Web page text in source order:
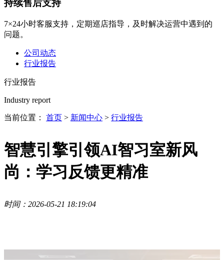
持续售后支持
7×24小时客服支持，定期巡店指导，及时解决运营中遇到的
问题。
公司动态
行业报告
行业报告
Industry report
当前位置： 首页 > 新闻中心 > 行业报告
智慧引擎引领AI智习室新风
尚：学习反馈更精准
时间：2026-05-21 18:19:04